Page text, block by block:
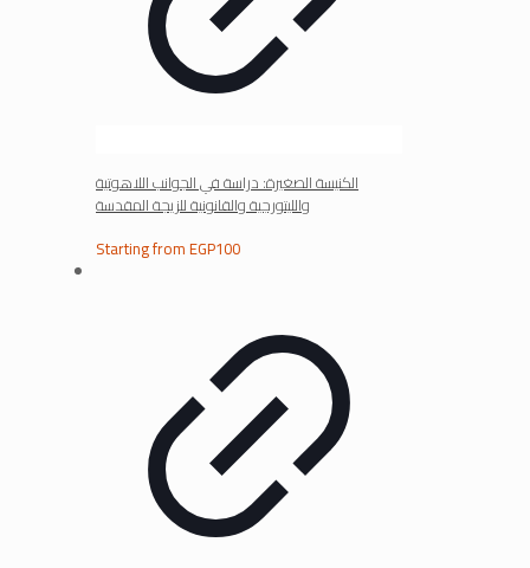
الكنيسة الصغيرة: دراسة في الجوانب اللاهوتية
والليتورجية والقانونية للزيجة المقدسة
Starting fromEGP100